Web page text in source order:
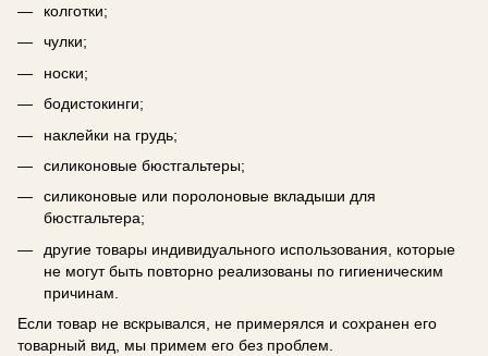
колготки;
чулки;
носки;
бодистокинги;
наклейки на грудь;
силиконовые бюстгальтеры;
силиконовые или поролоновые вкладыши для
бюстгальтера;
другие товары индивидуального использования, которые
не могут быть повторно реализованы по гигиеническим
причинам.
Если товар не вскрывался, не примерялся и сохранен его
товарный вид, мы примем его без проблем.